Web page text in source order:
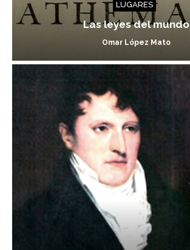
LUGARES
Las leyes del mundo
Omar López Mato